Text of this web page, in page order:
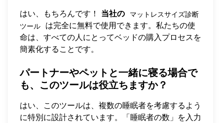
はい、もちろんです！ 当社の
マットレスサイズ診断
ツール
は完全に無料で使用できます。私たちの使
命は、すべての人にとってベッドの購入プロセスを
簡素化することです。
パートナーやペットと一緒に寝る場合で
も、このツールは役立ちますか？
はい、このツールは、複数の睡眠者を考慮するよう
に特別に設計されています。「睡眠者の数」を入力